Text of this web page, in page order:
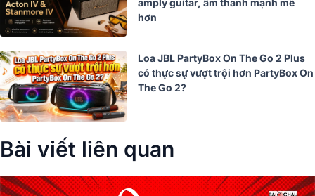
amply guitar, âm thanh mạnh mẽ
hơn
Loa JBL PartyBox On The Go 2 Plus
có thực sự vượt trội hơn PartyBox On
The Go 2?
Bài viết liên quan